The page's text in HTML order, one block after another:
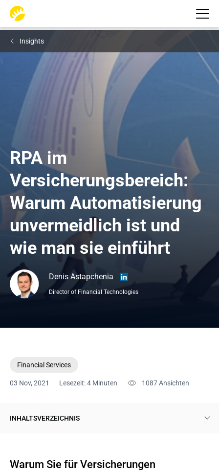
Insights
RPA im
Versicherungsbereich:
Warum Automatisierung
unvermeidlich ist und
wie man sie einführt
Denis Astapchenia
Director of Financial Technologies
Financial Services
03 Nov, 2021 Lesezeit: 4 Minuten 1087Ansichten
INHALTSVERZEICHNIS
Vorteile der RPA-Versicherungsdienste
Warum Sie für Versicherungen